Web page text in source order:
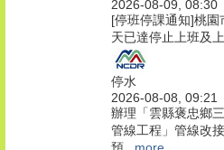
2026-08-09, 08:30
[停班停課通知]桃園
天已達停止上班及上
停水
2026-08-08, 09:21
辦理「雲縣褒忠鄉
管線工程」管線改接
預... more...